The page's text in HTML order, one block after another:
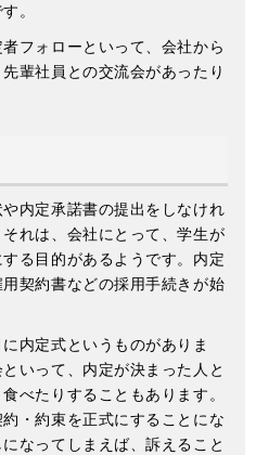
。
フォローといって、会社から
輩社員との交流会があったり
内定承諾書の提出をしなけれ
れは、会社にとって、学生が
る目的があるようです。内定
契約書などの採用手続きが始
内定式というものがありま
いって、内定が決まった人と
べたりすることもあります。
・約束を正式にすることにな
なってしまえば、訴えること